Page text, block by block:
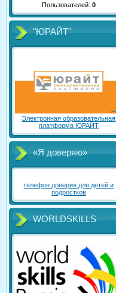
Пользователей: 0
"ЮРАЙТ"
Электронная образовательная
платформа ЮРАЙТ
«Я доверяю»
телефон доверия для детей и
подростков
WORLDSKILLS